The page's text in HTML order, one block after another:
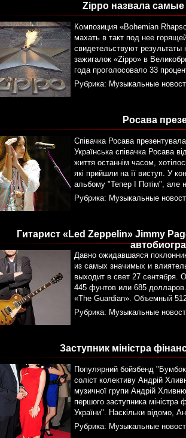
Zippo назвала
Композиция «Bohemian
махать в такт под нее
свидетельствуют результаты
зажигалок «Zippo» в
года проголосовало 33
Рубрика: Музыкальные
Росава
Співачка Росава
Українська співачка Росава
життя останнім часом,
які прийшли на її виступ. У
альбому "Тепер І Потім", але
Рубрика: Музыкальные
Гитарист «Led Zeppelin» Jimmy
Давно ожидавшаяся
из самых значимых и
выходит в свет 27 сентября.
445 фунтов или 685
«The Guardian». Объемный
Рубрика: Музыкальные
Заступник міністра
Популярний бойзбенд
соліст колективу Андрій
музичної групи Андрій
першого заступника
України". Наскільки відомо,
Рубрика: Музыкальные